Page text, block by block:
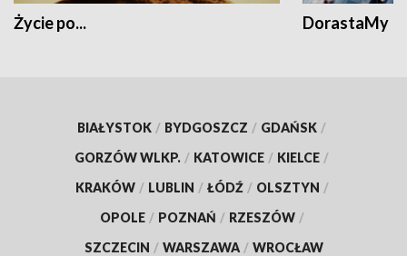
Życie po... DorastaMy
BIAŁYSTOK / BYDGOSZCZ / GDAŃSK /
GORZÓW WLKP. / KATOWICE / KIELCE /
KRAKÓW / LUBLIN / ŁÓDŹ / OLSZTYN /
OPOLE / POZNAŃ / RZESZÓW /
SZCZECIN / WARSZAWA / WROCŁAW